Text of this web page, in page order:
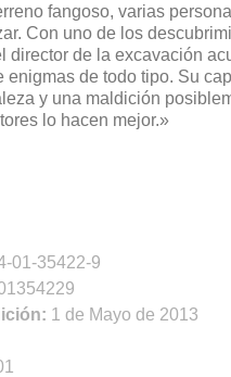
fangoso, varias
Con uno de los
director de la excavación
enigmas de todo tipo. Su
y una maldición
lo hacen mejor.»
01-35422-9
1 de Mayo de 2013